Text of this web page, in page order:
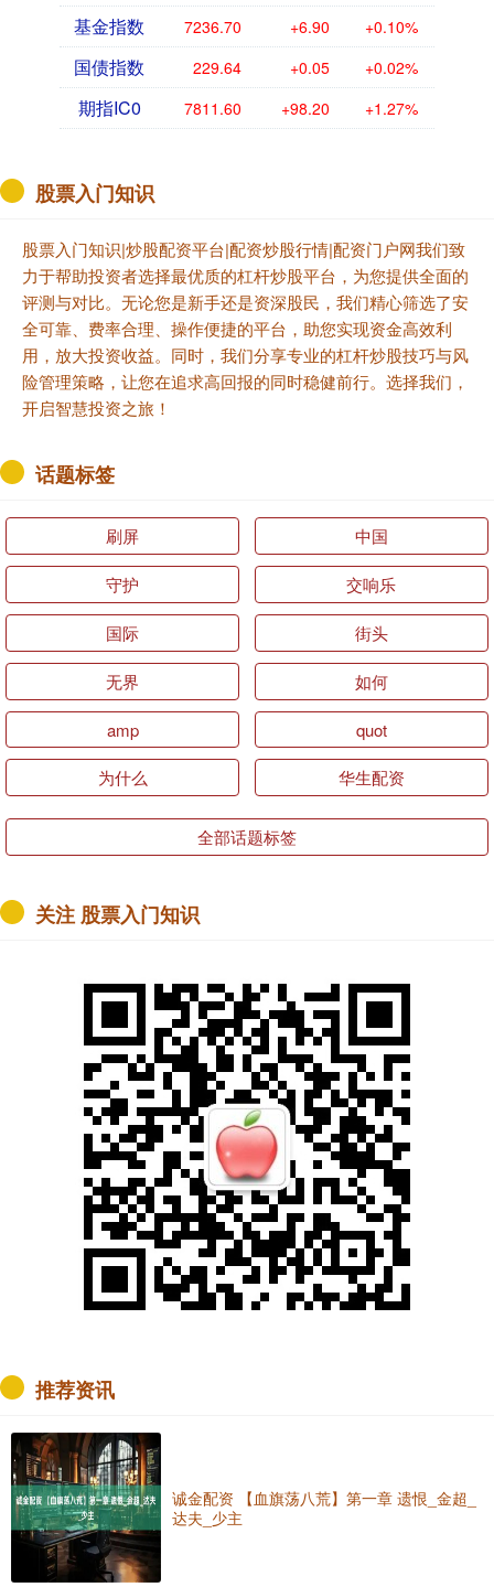
基金指数 7236.70 +6.90 +0.10%
国债指数 229.64 +0.05 +0.02%
期指IC0 7811.60 +98.20 +1.27%
股票入门知识
股票入门知识|炒股配资平台|配资炒股行情|配资门户网我们致
力于帮助投资者选择最优质的杠杆炒股平台，为您提供全面的
评测与对比。无论您是新手还是资深股民，我们精心筛选了安
全可靠、费率合理、操作便捷的平台，助您实现资金高效利
用，放大投资收益。同时，我们分享专业的杠杆炒股技巧与风
险管理策略，让您在追求高回报的同时稳健前行。选择我们，
开启智慧投资之旅！
话题标签
刷屏 中国
守护 交响乐
国际 街头
无界 如何
amp quot
为什么 华生配资
全部话题标签
关注 股票入门知识
推荐资讯
诚金配资 【血旗荡八荒】第一章 遗恨_金超_
达夫_少主